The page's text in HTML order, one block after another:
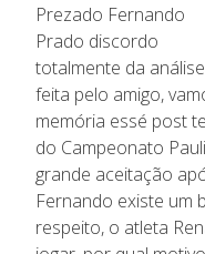
Prezado Fernando
Prado discordo
totalmente da análise
feita pelo amigo,
memória essé post
do Campeonato
grande aceitação
Fernando existe um
respeito, o atleta